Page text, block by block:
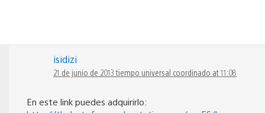
isidizi
21 de junio de 2013 tiempo universal coordinado at 11:08
En este link puedes adquirirlo: